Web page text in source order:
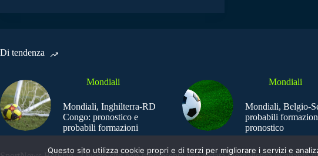
Di tendenza
Mondiali
Mondiali, Inghilterra-RD
Congo: pronostico e
probabili formazioni
Mondiali
Mondiali, Belgio-
probabili
pronostico
Questo sito utilizza cookie propri e di terzi per migliorare i servizi e